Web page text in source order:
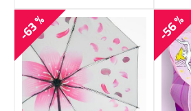
-63 % -56 %